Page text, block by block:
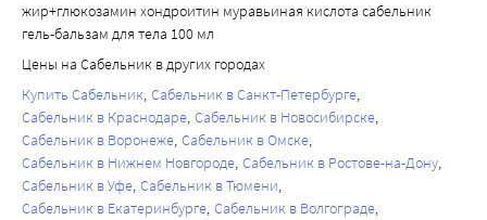
жир+глюкозамин хондроитин муравьиная кислота сабельник
гель-бальзам для тела 100 мл
Цены на Сабельник в других городах
Купить Сабельник Сабельник в Санкт-Петербурге
Сабельник в Краснодаре Сабельник в Новосибирске
Сабельник в Воронеже Сабельник в Омске
Сабельник в Нижнем Новгороде Сабельник в Ростове-на-Дону
Сабельник в Уфе Сабельник в Тюмени
Сабельник в Екатеринбурге Сабельник в Волгограде